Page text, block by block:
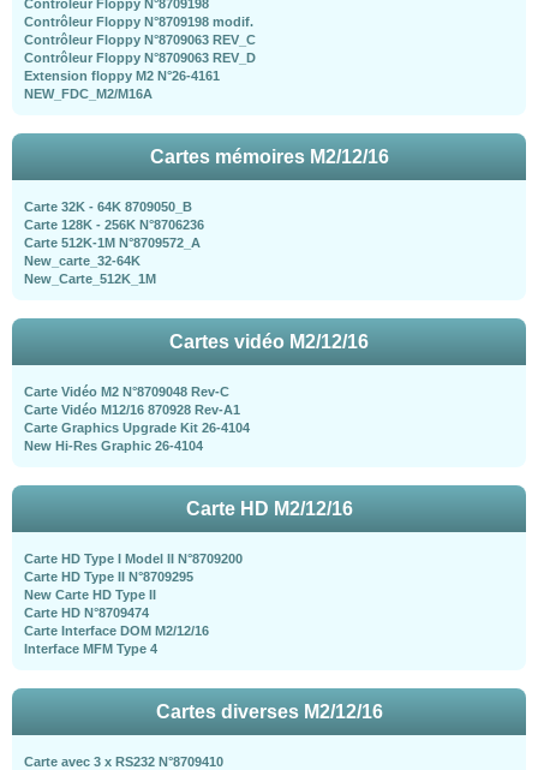
Contrôleur Floppy N°8709198
Contrôleur Floppy N°8709198 modif.
Contrôleur Floppy N°8709063 REV_C
Contrôleur Floppy N°8709063 REV_D
Extension floppy M2 N°26-4161
NEW_FDC_M2/M16A
Cartes mémoires M2/12/16
Carte 32K - 64K 8709050_B
Carte 128K - 256K N°8706236
Carte 512K-1M N°8709572_A
New_carte_32-64K
New_Carte_512K_1M
Cartes vidéo M2/12/16
Carte Vidéo M2 N°8709048 Rev-C
Carte Vidéo M12/16 870928 Rev-A1
Carte Graphics Upgrade Kit 26-4104
New Hi-Res Graphic 26-4104
Carte HD M2/12/16
Carte HD Type I Model II N°8709200
Carte HD Type II N°8709295
New Carte HD Type II
Carte HD N°8709474
Carte Interface DOM M2/12/16
Interface MFM Type 4
Cartes diverses M2/12/16
Carte avec 3 x RS232 N°8709410